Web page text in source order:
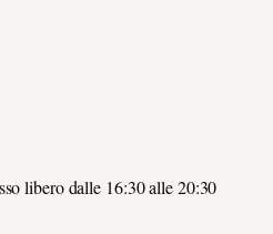
libero dalle 16:30 alle 20:30